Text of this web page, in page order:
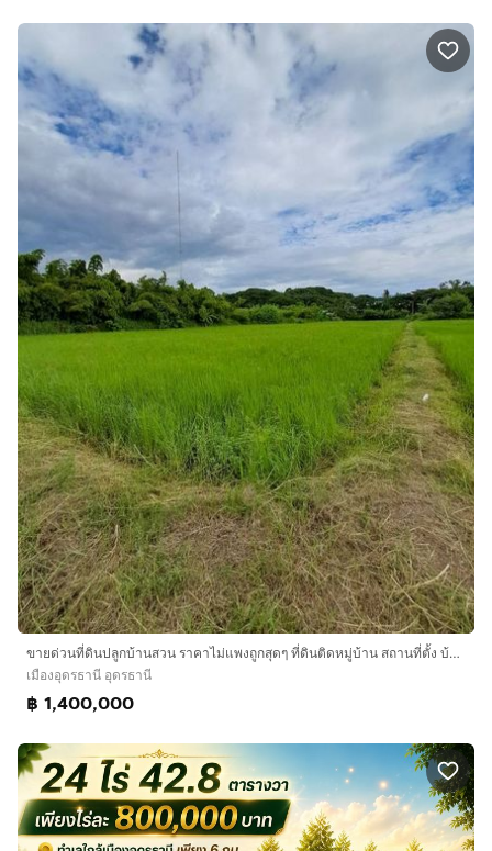
ขายด่วนที่ดินปลูกบ้านสวน ราคาไม่แพงถูกสุดๆ ที่ดินติดหมู่บ้าน สถานที่ตั้ง บ้านตาด ตำบล บ้านตาด อำเภอเมืองอุดรธานี แผ่นดินธรรมแผ่นดินทอง ใกล้วัดป่าบ้านตาด1กิโลเมตรใกล้สนามบิน6กิโล
เมืองอุดรธานี อุดรธานี
฿ 1,400,000